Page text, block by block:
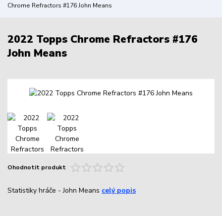
Chrome Refractors #176 John Means
2022 Topps Chrome Refractors #176
John Means
Ohodnotit produkt
Statistiky hráče - John Means celý popis